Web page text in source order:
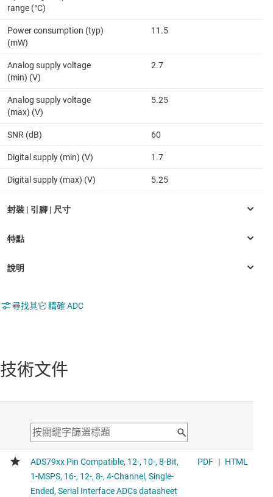
range (°C)
Power consumption (typ)
(mW)
11.5
Analog supply voltage
(min) (V)
2.7
Analog supply voltage
(max) (V)
5.25
SNR (dB) 60
Digital supply (min) (V) 1.7
Digital supply (max) (V) 5.25
尋找其它 精確 ADC
技術文件